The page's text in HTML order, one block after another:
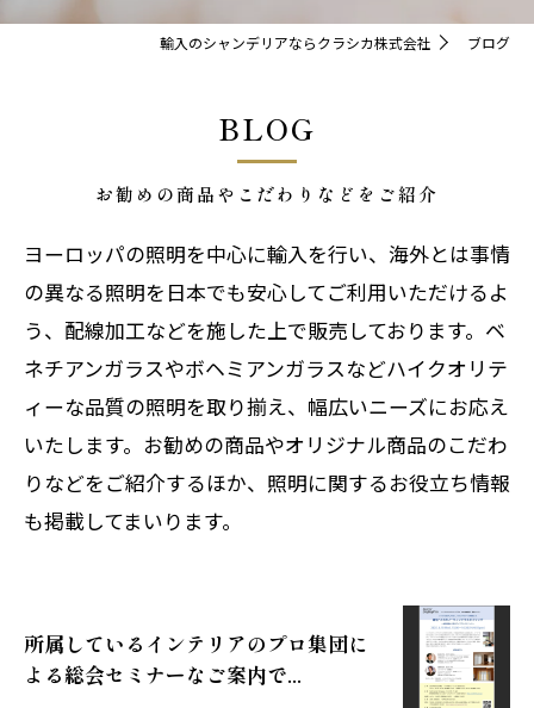
輸入のシャンデリアならクラシカ株式会社 ブログ
BLOG
お勧めの商品やこだわりなどをご紹介
ヨーロッパの照明を中心に輸入を行い、海外とは事情
の異なる照明を日本でも安心してご利用いただけるよ
う、配線加工などを施した上で販売しております。ベ
ネチアンガラスやボヘミアンガラスなどハイクオリテ
ィーな品質の照明を取り揃え、幅広いニーズにお応え
いたします。お勧めの商品やオリジナル商品のこだわ
りなどをご紹介するほか、照明に関するお役立ち情報
も掲載してまいります。
所属しているインテリアのプロ集団に
よる総会セミナーなご案内で...